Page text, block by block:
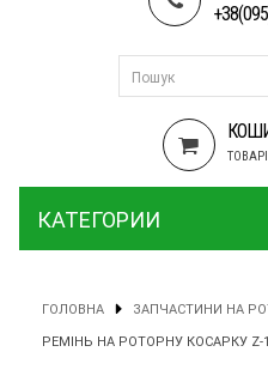
КАТЕГОРИИ
ГОЛОВНА ЗАПЧАСТИНИ НА
РЕМІНЬ НА РОТОРНУ КОСАРКУ Z-